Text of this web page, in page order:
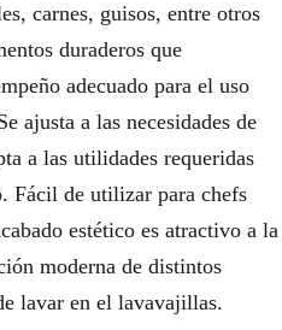
carnes, guisos, entre otros
duraderos que
adecuado para el uso
ajusta a las necesidades de
a las utilidades requeridas
Fácil de utilizar para chefs
estético es atractivo a la
moderna de distintos
lavar en el lavavajillas.